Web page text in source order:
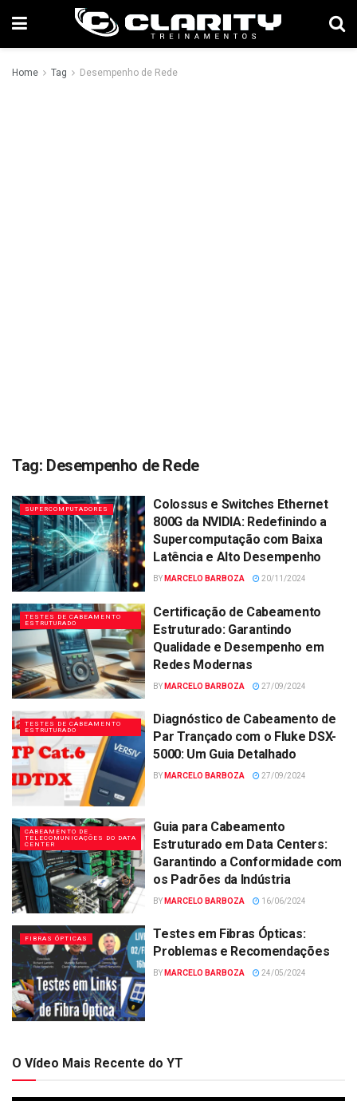
Home Tag Desempenho de Rede
Tag: Desempenho de Rede
SUPERCOMPUTADORES
Colossus e Switches Ethernet
800G da NVIDIA: Redefinindo a
Supercomputação com Baixa
Latência e Alto Desempenho
BY MARCELO BARBOZA 20/11/2024
TESTES DE CABEAMENTO
ESTRUTURADO
Certificação de Cabeamento
Estruturado: Garantindo
Qualidade e Desempenho em
Redes Modernas
BY MARCELO BARBOZA 27/09/2024
TESTES DE CABEAMENTO
ESTRUTURADO
Diagnóstico de Cabeamento de
Par Trançado com o Fluke DSX-
5000: Um Guia Detalhado
BY MARCELO BARBOZA 27/09/2024
CABEAMENTO DE
TELECOMUNICAÇÕES DO DATA
CENTER
Guia para Cabeamento
Estruturado em Data Centers:
Garantindo a Conformidade com
os Padrões da Indústria
BY MARCELO BARBOZA 16/06/2024
FIBRAS ÓPTICAS
Testes em Fibras Ópticas:
Problemas e Recomendações
BY MARCELO BARBOZA 24/05/2024
O Vídeo Mais Recente do YT